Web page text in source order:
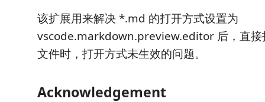
该扩展用来解决 *.md 的打开方式设置为
vscode.markdown.preview.editor 后，直
文件时，打开方式未生效的问题。
Acknowledgement